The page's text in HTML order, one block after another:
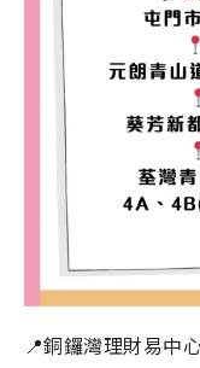
📍銅鑼灣理財易中